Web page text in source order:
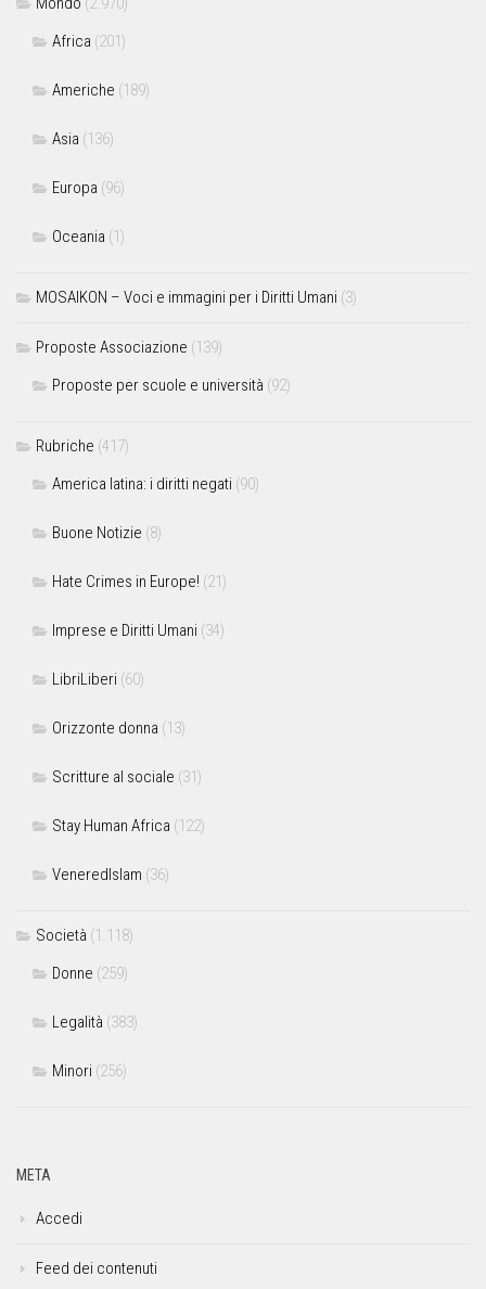
Africa (201)
Americhe (189)
Asia (136)
Europa (96)
Oceania (1)
MOSAIKON – Voci e immagini per i Diritti Umani (3)
Proposte Associazione (139)
Proposte per scuole e università (92)
Rubriche (417)
America latina: i diritti negati (90)
Buone Notizie (8)
Hate Crimes in Europe! (21)
Imprese e Diritti Umani (34)
LibriLiberi (60)
Orizzonte donna (13)
Scritture al sociale (31)
Stay Human Africa (122)
VeneredIslam (36)
Società (1.118)
Donne (259)
Legalità (383)
Minori (256)
META
Accedi
Feed dei contenuti